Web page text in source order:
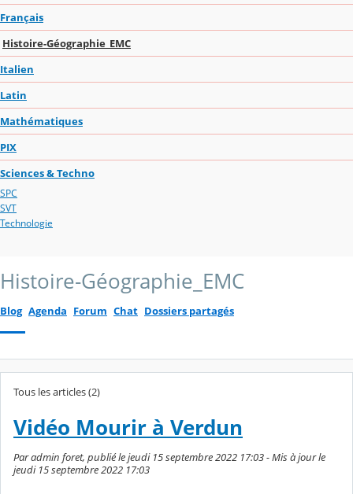
Français
Histoire-Géographie_EMC
Italien
Latin
Mathématiques
PIX
Sciences & Techno
SPC
SVT
Technologie
Histoire-Géographie_EMC
Blog Agenda Forum Chat Dossiers partagés
Tous les articles (2)
Vidéo Mourir à Verdun
Par admin foret, publié le jeudi 15 septembre 2022 17:03 - Mis à jour le
jeudi 15 septembre 2022 17:03